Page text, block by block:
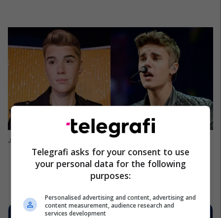
Justin Bieber
Telegrafi asks for your consent to use
your personal data for the following
purposes:
Personalised advertising and content, advertising and
content measurement, audience research and
services development